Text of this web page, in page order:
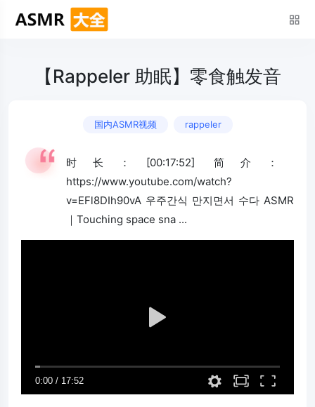
【Rappeler 助眠】零食触发音
国内ASMR视频 rappeler
时长：[00:17:52] 简介：
https://www.youtube.com/watch?
v=EFl8DIh90vA 우주간식 만지면서 수다 ASMR
｜Touching space sna ...